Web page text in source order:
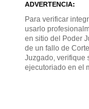
ADVERTENCIA:
Para verificar
usarlo
en sitio del Poder
de un fallo de
Juzgado, verifique
ejecutoriado en el